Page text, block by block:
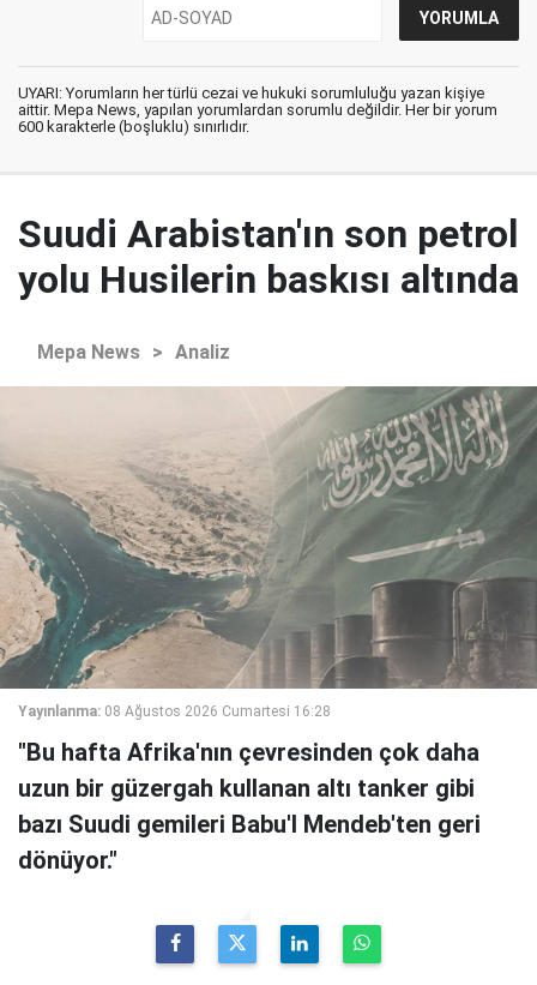
UYARI: Yorumların her türlü cezai ve hukuki sorumluluğu yazan kişiye
aittir. Mepa News, yapılan yorumlardan sorumlu değildir. Her bir yorum
600 karakterle (boşluklu) sınırlıdır.
Suudi Arabistan'ın son petrol
yolu Husilerin baskısı altında
Mepa News > Analiz
Yayınlanma: 08 Ağustos 2026 Cumartesi 16:28
"Bu hafta Afrika'nın çevresinden çok daha
uzun bir güzergah kullanan altı tanker gibi
bazı Suudi gemileri Babu'l Mendeb'ten geri
dönüyor."